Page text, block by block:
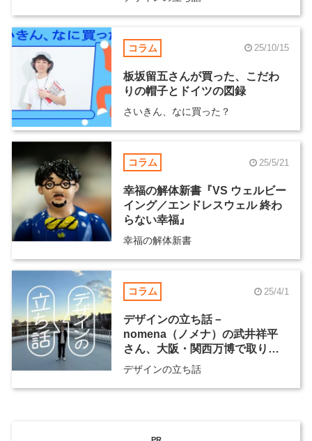
コラム 25/10/15
板坂留五さんが買った、こだわ
りの帽子とドイツの図録
さいきん、なに買った？
コラム 25/5/21
幸福の解体新書『VS ウェルビー
イング／エンドレスウェル 終わ
らない幸福』
幸福の解体新書
コラム 25/4/1
デザインの立ち話－
nomena（ノメナ）の武井祥平
さん、大阪・関西万博で取り組
む“前例のないものづくり”
デザインの立ち話